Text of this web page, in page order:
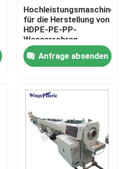
Maschine
Linie
Maschine
Hochleistungsmaschine
für die Herstellung von
HDPE-PE-PP-
Wasserrohren
Anfrage absenden